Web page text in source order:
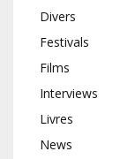
Divers
Festivals
Films
Interviews
Livres
News